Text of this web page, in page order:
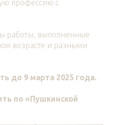
профессию с
работы, выполненные
возрасте и разными
до 9 марта 2025 года.
по «Пушкинской